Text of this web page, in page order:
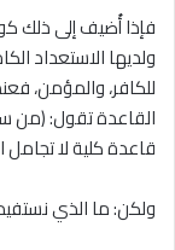
فإذا أُضيف إلى ذلك
ولديها الاستعداد
للكافر، والمؤمن،
القاعدة تقول: (من
قاعدة كلية لا تجامل
ولكن: ما الذي